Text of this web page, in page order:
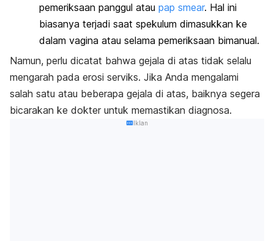
pemeriksaan panggul atau pap smear. Hal ini
biasanya terjadi saat spekulum dimasukkan ke
dalam vagina atau selama pemeriksaan bimanual.
Namun, perlu dicatat bahwa gejala di atas tidak selalu
mengarah pada erosi serviks. Jika Anda mengalami
salah satu atau beberapa gejala di atas, baiknya segera
bicarakan ke dokter untuk memastikan diagnosa.
Iklan